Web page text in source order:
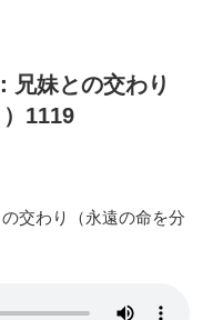
兄妹との交わり
）1119
交わり（永遠の命を分